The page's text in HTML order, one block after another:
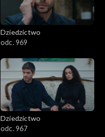
Dziedzictwo
odc. 969
Dziedzictwo
odc. 967